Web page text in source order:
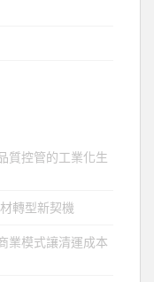
質控管的工業化生
轉型新契機
業模式讓清運成本